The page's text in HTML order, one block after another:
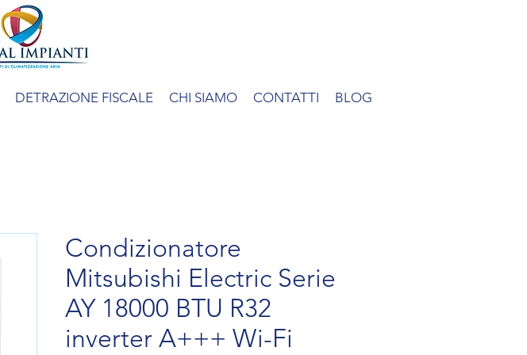
DETRAZIONE FISCALE CHI SIAMO CONTATTI BLOG
Condizionatore
Mitsubishi Electric Serie
AY 18000 BTU R32
inverter A+++ Wi-Fi